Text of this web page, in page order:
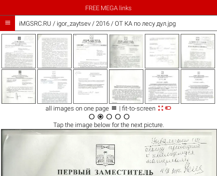
FREE MEGA links
 iMGSRC.RU / igor_zaytsev/ 2016 / ОТ КА по лесу дул.jpg
all images on one page  | fit-to-screen 
    
Tap the imagebelow for the next picture.